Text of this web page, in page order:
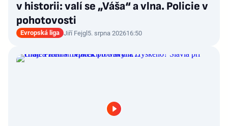
v historii: valí se „Váša“ a vlna. Policie v
pohotovosti
Evropská liga Jiří Fejgl5. srpna 202616:50